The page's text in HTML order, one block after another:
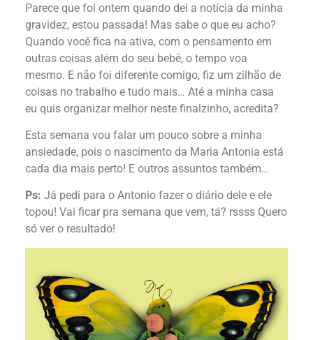
Parece que foi ontem quando dei a notícia da minha
gravidez, estou passada! Mas sabe o que eu acho?
Quando você fica na ativa, com o pensamento em
outras coisas além do seu bebê, o tempo voa
mesmo. E não foi diferente comigo, fiz um zilhão de
coisas no trabalho e tudo mais… Até a minha casa
eu quis organizar melhor neste finalzinho, acredita?
Esta semana vou falar um pouco sobre a minha
ansiedade, pois o nascimento da Maria Antonia está
cada dia mais perto! E outros assuntos também…
Ps: Já pedi para o Antonio fazer o diário dele e ele
topou! Vai ficar pra semana que vem, tá? rssss Quero
só ver o resultado!